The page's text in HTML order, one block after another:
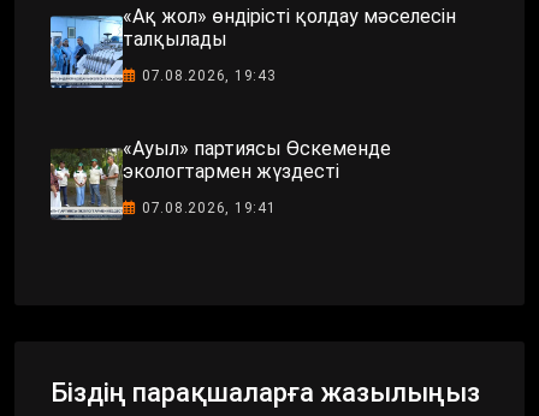
«Ақ жол» өндірісті қолдау мәселесін
талқылады
07.08.2026, 19:43
«Ауыл» партиясы Өскеменде
экологтармен жүздесті
07.08.2026, 19:41
Біздің парақшаларға жазылыңыз